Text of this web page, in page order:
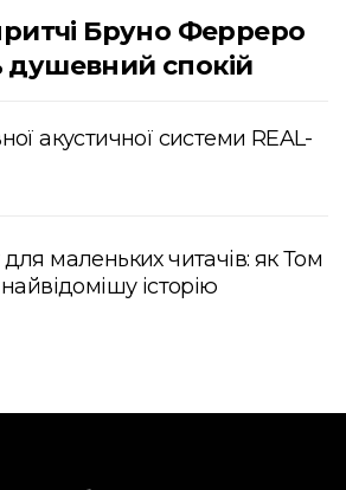
Бруно Ферреро
душевний спокій
акустичної системи REAL-
маленьких читачів: як Том
історію